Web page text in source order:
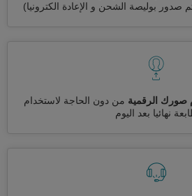
صدور بوليصة الشحن و الإعادة الكترونيا)
صورك الرقمية من دون الحاجة لاستخدام
نهائيا بعد اليوم